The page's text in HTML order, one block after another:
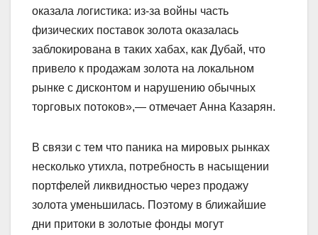
оказала логистика: из-за войны часть
физических поставок золота оказалась
заблокирована в таких хабах, как Дубай, что
привело к продажам золота на локальном
рынке с дисконтом и нарушению обычных
торговых потоков»,— отмечает Анна Казарян.
В связи с тем что паника на мировых рынках
несколько утихла, потребность в насыщении
портфелей ликвидностью через продажу
золота уменьшилась. Поэтому в ближайшие
дни притоки в золотые фонды могут